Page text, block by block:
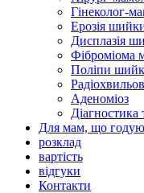
Гінеколог-
Ерозія
Дисплазія
Фіброміома
Поліпи
Аденоміоз
Діагностика
Для мам, що
розклад
вартість
відгуки
Контакти